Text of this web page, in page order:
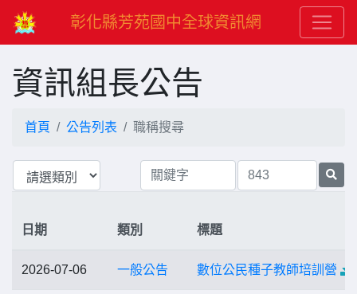
彰化縣芳苑國中全球資訊網
資訊組長公告
首頁 公告列表 職稱搜尋
日期 類別 標題
2026-07-06 一般公告 數位公民種子教師培訓營